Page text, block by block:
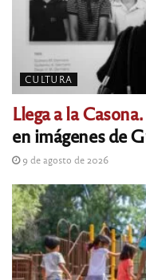
CULTURA
Llega a la Casona.
en imágenes de
9 de agosto de 2026